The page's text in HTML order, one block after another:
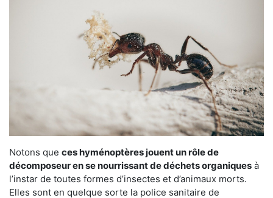
Notons que ces hyménoptères jouent un rôle de
décomposeur en se nourrissant de déchets organiques à
l’instar de toutes formes d’insectes et d’animaux morts.
Elles sont en quelque sorte la police sanitaire de